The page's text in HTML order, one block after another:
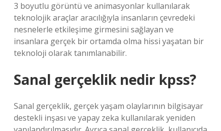
3 boyutlu görüntü ve animasyonlar kullanılarak
teknolojik araçlar aracılığıyla insanların çevredeki
nesnelerle etkileşime girmesini sağlayan ve
insanlara gerçek bir ortamda olma hissi yaşatan bir
teknoloji olarak tanımlanabilir.
Sanal gerçeklik nedir kpss?
Sanal gerçeklik, gerçek yaşam olaylarının bilgisayar
destekli inşası ve yapay zeka kullanılarak yeniden